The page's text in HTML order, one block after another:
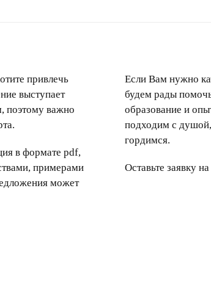
привлечь
выступает
поэтому важно
в формате pdf,
примерами
может
Если Вам нужно
будем рады
образование и
подходим с душой,
гордимся.
Оставьте заявку